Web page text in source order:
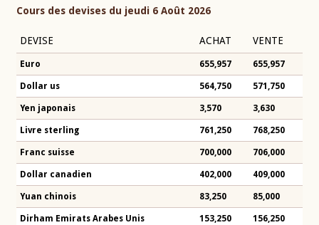
Cours des devises du jeudi 6 Août 2026
DEVISE ACHAT VENTE
Euro 655,957 655,957
Dollar us 564,750 571,750
Yen japonais 3,570 3,630
Livre sterling 761,250 768,250
Franc suisse 700,000 706,000
Dollar canadien 402,000 409,000
Yuan chinois 83,250 85,000
Dirham Emirats Arabes Unis 153,250 156,250